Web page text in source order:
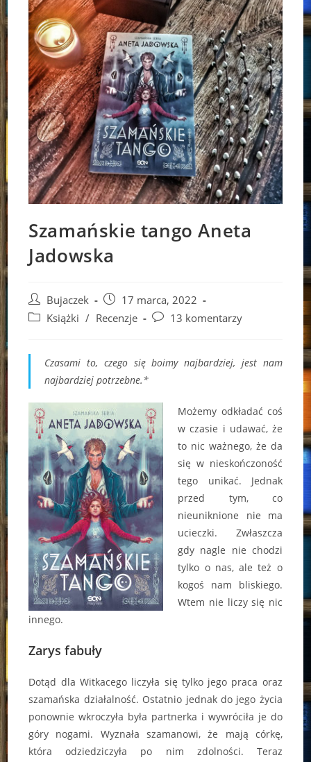
Szamańskie tango Aneta
Jadowska
Post
author:
Bujaczek
Post
published:
17 marca, 2022
PostKsiążki / Recenzje
Post13 komentarzy
Czasami to, czego się boimy najbardziej, jest nam
najbardziej potrzebne.*
Możemy odkładać coś
w czasie i udawać, że
to nic ważnego, że da
się w nieskończoność
tego unikać. Jednak
przed tym, co
nieuniknione nie ma
ucieczki. Zwłaszcza
gdy nagle nie chodzi
tylko o nas, ale też o
kogoś nam bliskiego.
Wtem nie liczy się nic
innego.
Zarys fabuły
Dotąd dla Witkacego liczyła się tylko jego praca oraz
szamańska działalność. Ostatnio jednak do jego życia
ponownie wkroczyła była partnerka i wywróciła je do
góry nogami. Wyznała szamanowi, że mają córkę,
która odziedziczyła po nim zdolności. Teraz